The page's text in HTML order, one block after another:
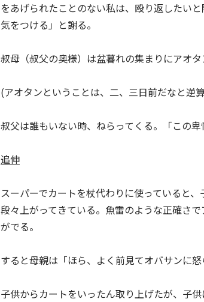
をあげられたことのない私は、殴り返したい
気をつける」と謝る。
叔母（叔父の奥様）は盆暮れの集まりにアオタ
(アオタンということは、二、三日前だなと逆
叔父は誰もいない時、ねらってくる。「この卑
追伸
スーパーでカートを杖代わりに使っていると
段々上がってきている。魚雷のような正確さ
がでる。
すると母親は「ほら、よく前見てオバサンに怒
子供からカートをいったん取り上げたが、子